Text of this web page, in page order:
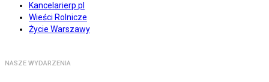
Kancelarierp.pl
Wieści Rolnicze
Życie Warszawy
NASZE WYDARZENIA